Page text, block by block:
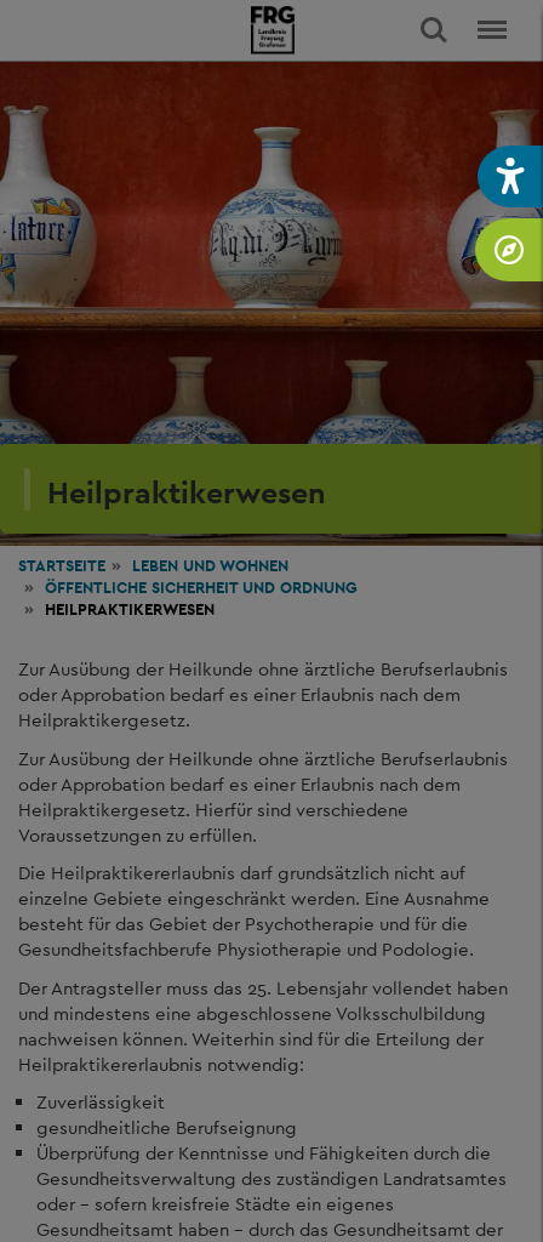
Heilpraktikerwesen
STARTSEITE LEBEN UND WOHNEN
ÖFFENTLICHE SICHERHEIT UND ORDNUNG
HEILPRAKTIKERWESEN
Zur Ausübung der Heilkunde ohne ärztliche Berufserlaubnis
oder Approbation bedarf es einer Erlaubnis nach dem
Heilpraktikergesetz.
Zur Ausübung der Heilkunde ohne ärztliche Berufserlaubnis
oder Approbation bedarf es einer Erlaubnis nach dem
Heilpraktikergesetz. Hierfür sind verschiedene
Voraussetzungen zu erfüllen.
Die Heilpraktikererlaubnis darf grundsätzlich nicht auf
einzelne Gebiete eingeschränkt werden. Eine Ausnahme
besteht für das Gebiet der Psychotherapie und für die
Gesundheitsfachberufe Physiotherapie und Podologie.
Der Antragsteller muss das 25. Lebensjahr vollendet haben
und mindestens eine abgeschlossene Volksschulbildung
nachweisen können. Weiterhin sind für die Erteilung der
Heilpraktikererlaubnis notwendig:
Zuverlässigkeit
gesundheitliche Berufseignung
Überprüfung der Kenntnisse und Fähigkeiten durch die
Gesundheitsverwaltung des zuständigen Landratsamtes
oder - sofern kreisfreie Städte ein eigenes
Gesundheitsamt haben - durch das Gesundheitsamt der